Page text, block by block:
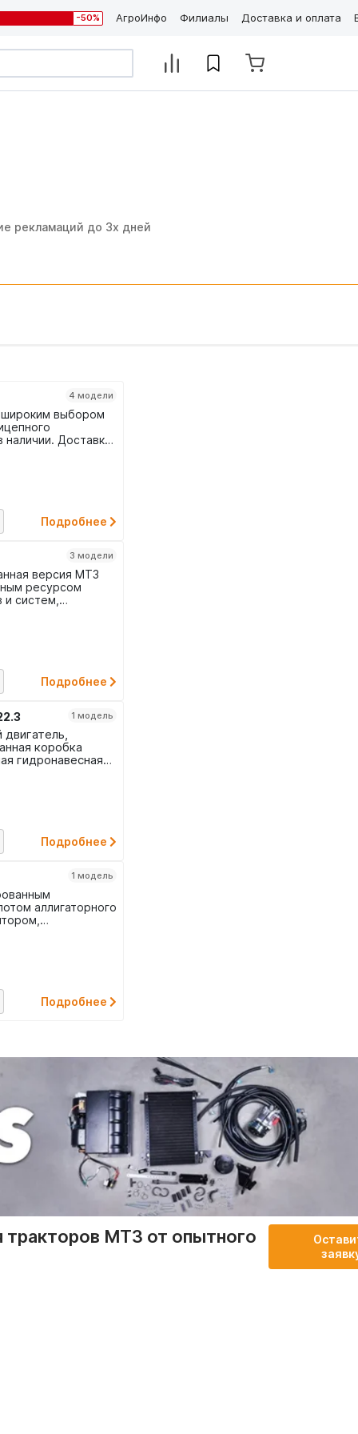
-50% АгроИнфо Филиалы Доставка и оплата
рекламаций до 3х дней
4 модели
выбором
наличии. Доставка
Подробнее
3 модели
версия МТЗ
ресурсом
и систем,
Подробнее
1 модель
коробка
гидронавесная
Подробнее
1 модель
аллигаторного
Подробнее
тракторов МТЗ от опытного